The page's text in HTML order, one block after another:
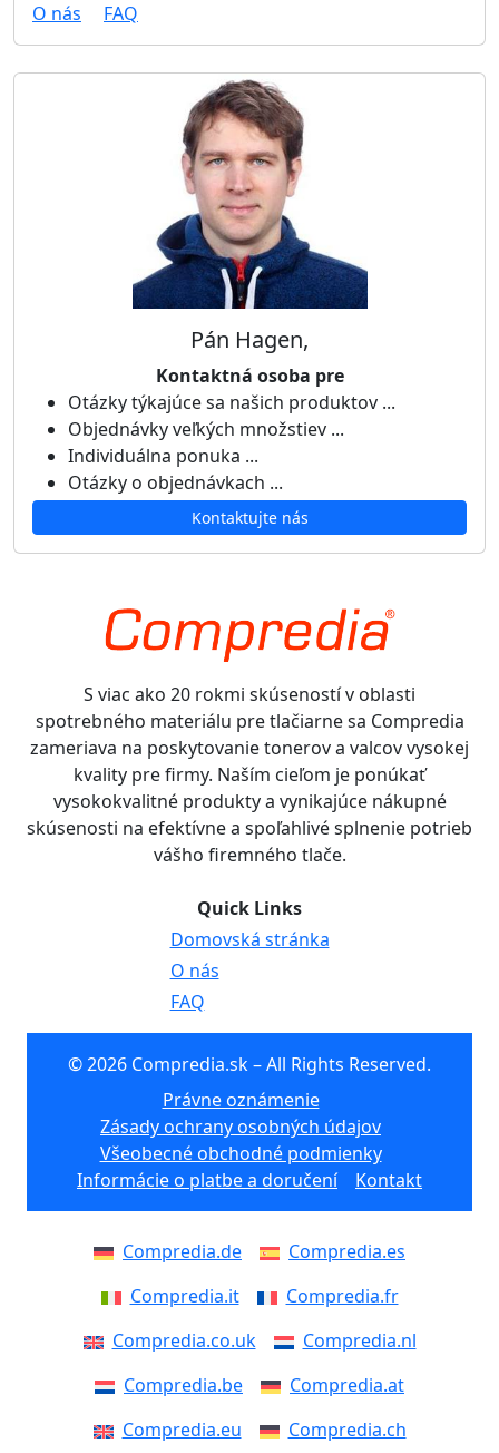
O nás
FAQ
Pán Hagen,
Kontaktná osoba pre
Otázky týkajúce sa našich produktov ...
Objednávky veľkých množstiev ...
Individuálna ponuka ...
Otázky o objednávkach ...
Kontaktujte nás
S viac ako 20 rokmi skúseností v oblasti
spotrebného materiálu pre tlačiarne sa Compredia
zameriava na poskytovanie tonerov a valcov vysokej
kvality pre firmy. Naším cieľom je ponúkať
vysokokvalitné produkty a vynikajúce nákupné
skúsenosti na efektívne a spoľahlivé splnenie potrieb
vášho firemného tlače.
Quick Links
Domovská stránka
O nás
FAQ
© 2026 Compredia.sk – All Rights Reserved.
Právne oznámenie
Zásady ochrany osobných údajov
Všeobecné obchodné podmienky
Informácie o platbe a doručení
Kontakt
Compredia.de
Compredia.es
Compredia.it
Compredia.fr
Compredia.co.uk
Compredia.nl
Compredia.be
Compredia.at
Compredia.eu
Compredia.ch